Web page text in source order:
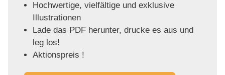
Hochwertige, vielfältige und exklusive
Illustrationen
Lade das PDF herunter, drucke es aus und
leg los!
Aktionspreis !